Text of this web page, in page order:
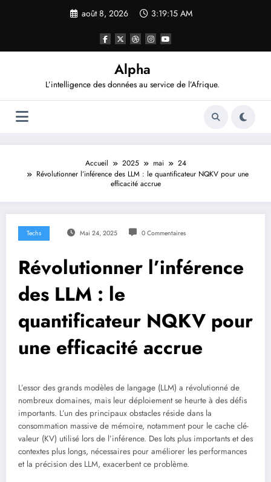
août 8, 2026 3:19:16 AM
Alpha
L’intelligence des données au service de l’Afrique.
Accueil 2025 mai
24
Révolutionner l’inférence des LLM : le quantificateur NQKV pour une
efficacité accrue
Techs Mai 24, 2025 0 Commentaires
Révolutionner l’inférence
des LLM : le
quantificateur NQKV pour
une efficacité accrue
L’essor des grands modèles de langage (LLM) a révolutionné de
nombreux domaines, mais leur déploiement se heurte à des défis
importants. L’un des principaux obstacles réside dans la
consommation massive de mémoire, notamment pour le cache clé-
valeur (KV) utilisé lors de l’inférence. Des lots plus importants et des
contextes plus longs, nécessaires pour améliorer les performances
et la précision des LLM, exacerbent ce problème.